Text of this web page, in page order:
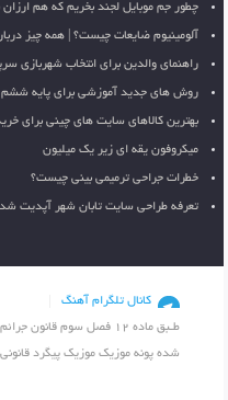
چطور جم موبایل لجند بخریم که هم
آلومینیوم ضایعات چیست؟ | همه چیز
راهنمای والدین برای انتخاب شهربازی
روش های جدید آموزشی برای پایه ششم
بهترین کالاهای سایت های چینی برای
میکروفون یقه ای زیر یک میلیون
خطرات جراحی ترمیمی بینی چیست؟
تعرفه طراحی سایت تابان شهر آپدیت شد
کانال تلگرام آهنگ
طـبق ماده 12 فصل سوم
شده پونه موزیک موزیک پیگرد